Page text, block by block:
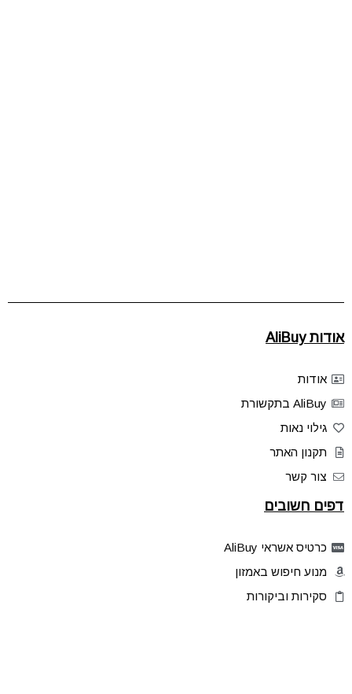
אודות AliBuy
אודות
AliBuy בתקשורת
גילוי נאות
תקנון האתר
צור קשר
דפים חשובים
כרטיס אשראי AliBuy
מנוע חיפוש באמזון
סקירות וביקורות